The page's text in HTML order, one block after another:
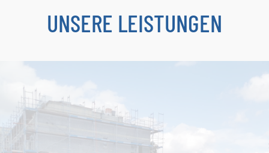
UNSERE LEISTUNGEN